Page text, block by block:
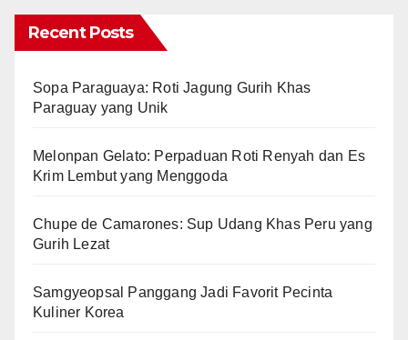
Recent Posts
Sopa Paraguaya: Roti Jagung Gurih Khas
Paraguay yang Unik
Melonpan Gelato: Perpaduan Roti Renyah dan Es
Krim Lembut yang Menggoda
Chupe de Camarones: Sup Udang Khas Peru yang
Gurih Lezat
Samgyeopsal Panggang Jadi Favorit Pecinta
Kuliner Korea